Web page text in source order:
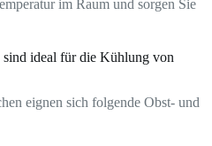
im Raum und sorgen Sie
sind ideal für die Kühlung von
eignen sich folgende Obst- und